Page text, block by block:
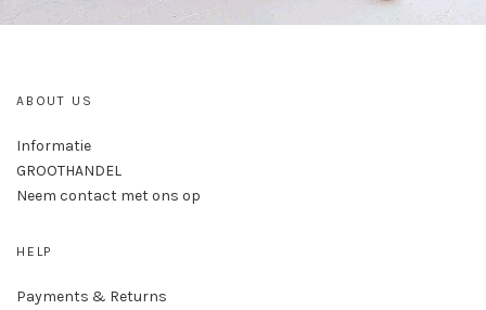
ABOUT US
Informatie
GROOTHANDEL
Neem contact met ons op
HELP
Payments & Returns